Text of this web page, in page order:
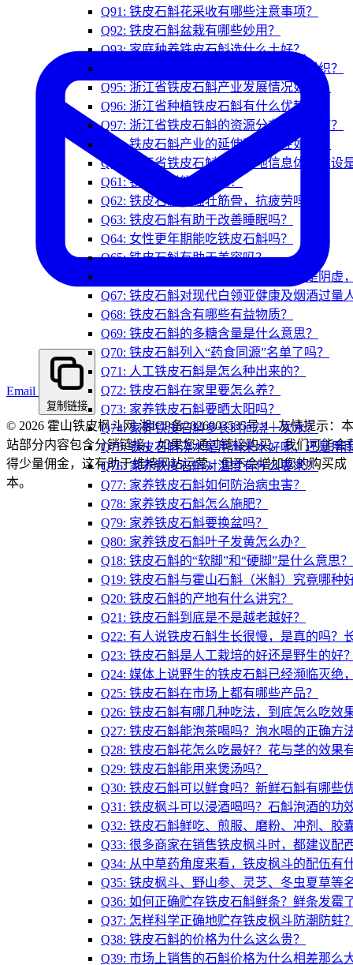
Q91: 铁皮石斛花采收有哪些注意事项？
Q92: 铁皮石斛盆栽有哪些妙用？
Q93: 家庭种养铁皮石斛选什么土好？
Q94: 浙江省中药材产业协会是个什么组织？
Q95: 浙江省铁皮石斛产业发展情况如何？
Q96: 浙江省种植铁皮石斛有什么优势？
Q97: 浙江省铁皮石斛的资源分布情况如何？
Q98: 铁皮石斛产业的延伸和持续性如何？
Q99: 浙江省铁皮石斛生产基地信息体系建设
Q61: 铁皮石斛能清肺吗？
Q62: 铁皮石斛能强壮筋骨，抗疲劳吗？
Q63: 铁皮石斛有助于改善睡眠吗？
Q64: 女性更年期能吃铁皮石斛吗？
Q65: 铁皮石斛有助于美容吗？
Q66: 都说铁皮石斛治疗阴虚，那什么是阴
Q67: 铁皮石斛对现代白领亚健康及烟酒过量
Q68: 铁皮石斛含有哪些有益物质？
Q69: 铁皮石斛的多糖含量是什么意思？
Q70: 铁皮石斛列入“药食同源”名单了吗？
Q71: 人工铁皮石斛是怎么种出来的？
Q72: 铁皮石斛在家里要怎么养？
Q73: 家养铁皮石斛要晒太阳吗？
Q74: 家养铁皮石斛多长时间浇一次水？
Q75: 铁皮石斛浇水是用淘米水好呢，还是用
Q76: 家养铁皮石斛对温度有什么要求？
Q77: 家养铁皮石斛如何防治病虫害？
Q78: 家养铁皮石斛怎么施肥？
Q79: 家养铁皮石斛要换盆吗？
Q80: 家养铁皮石斛叶子发黄怎么办？
Q18: 铁皮石斛的“软脚”和“硬脚”是什么意思
Q19: 铁皮石斛与霍山石斛（米斛）究竟哪种
Q20: 铁皮石斛的产地有什么讲究？
Q21: 铁皮石斛到底是不是越老越好？
Q22: 有人说铁皮石斛生长很慢，是真的吗？
Q23: 铁皮石斛是人工栽培的好还是野生的好
Q24: 媒体上说野生的铁皮石斛已经濒临灭绝
Q25: 铁皮石斛在市场上都有哪些产品？
Q26: 铁皮石斛有哪几种吃法，到底怎么吃效
Q27: 铁皮石斛能泡茶喝吗？泡水喝的正确方
Q28: 铁皮石斛花怎么吃最好？花与茎的效果
Q29: 铁皮石斛能用来煲汤吗？
Q30: 铁皮石斛可以鲜食吗？新鲜石斛有哪些
Q31: 铁皮枫斗可以浸酒喝吗？石斛泡酒的功
Q32: 铁皮石斛鲜吃、煎服、磨粉、冲剂、胶
Q33: 很多商家在销售铁皮枫斗时，都建议配
Q34: 从中草药角度来看，铁皮枫斗的配伍有
Q35: 铁皮枫斗、野山参、灵芝、冬虫夏草等
Q36: 如何正确贮存铁皮石斛鲜条？鲜条发霉
Q37: 怎样科学正确地贮存铁皮枫斗防潮防蛀
Q38: 铁皮石斛的价格为什么这么贵？
Q39: 市场上销售的石斛价格为什么相差那么
Email
复制链接
© 2026 霍山铁皮枫斗网 湘ICP备2026003535号-1 | 友情提示：本
站部分内容包含分销链接，如果您通过链接购买，我们可能会
得少量佣金，这有助于维持网站运营，但不会增加您的购买成
本。